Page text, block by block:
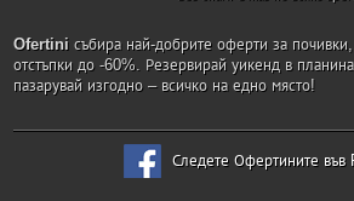
Ofertini събира най-добрите оферти за
отстъпки до -60%. Резервирай уикенд в
пазарувай изгодно – всичко на едно място!
Следете Офертините във